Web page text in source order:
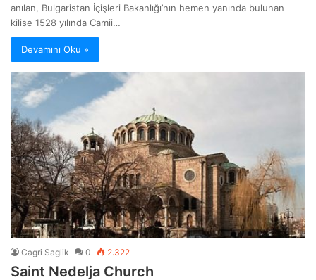
anılan, Bulgaristan İçişleri Bakanlığı’nın hemen yanında bulunan
kilise 1528 yılında Camii…
Devamını Oku »
Cagri Saglik 0 2.322
Saint Nedelja Church